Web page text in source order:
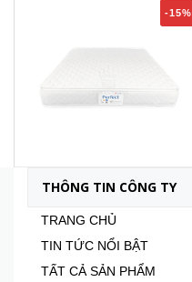
-15%
4.190.000₫
THÔNG TIN CÔNG TY
TRANG CHỦ
TIN TỨC NỔI BẬT
TẤT CẢ SẢN PHẨM